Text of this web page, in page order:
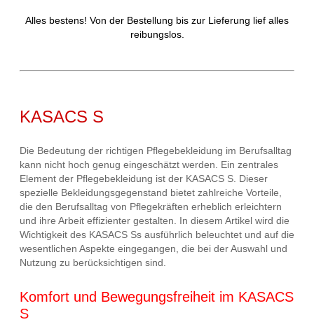
Alles bestens! Von der Bestellung bis zur Lieferung lief alles
reibungslos.
KASACS S
Die Bedeutung der richtigen Pflegebekleidung im Berufsalltag
kann nicht hoch genug eingeschätzt werden. Ein zentrales
Element der Pflegebekleidung ist der KASACS S. Dieser
spezielle Bekleidungsgegenstand bietet zahlreiche Vorteile,
die den Berufsalltag von Pflegekräften erheblich erleichtern
und ihre Arbeit effizienter gestalten. In diesem Artikel wird die
Wichtigkeit des KASACS Ss ausführlich beleuchtet und auf die
wesentlichen Aspekte eingegangen, die bei der Auswahl und
Nutzung zu berücksichtigen sind.
Komfort und Bewegungsfreiheit im KASACS
S